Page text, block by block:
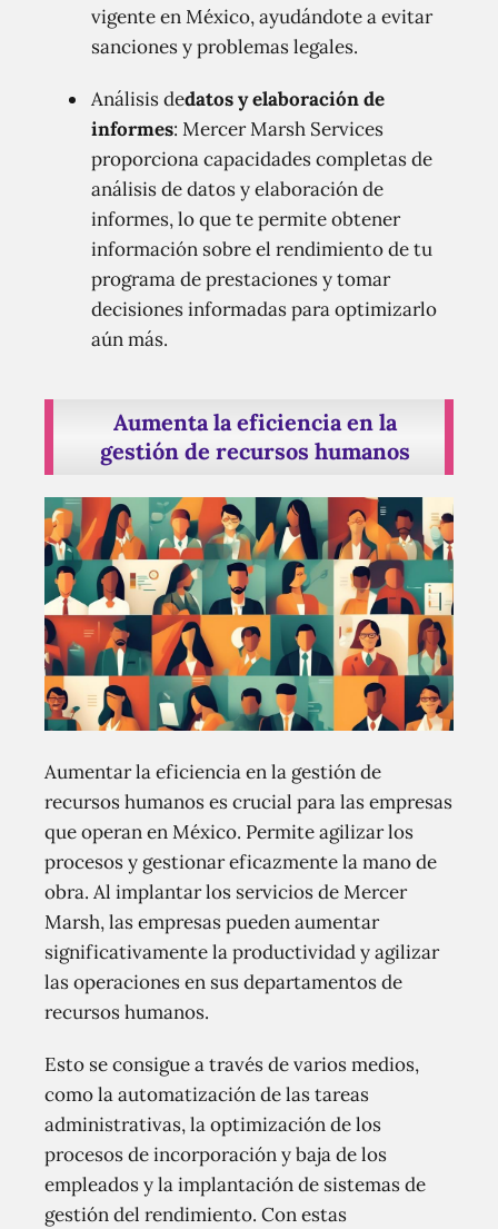
vigente en México, ayudándote a evitar
sanciones y problemas legales.
Análisis dedatos y elaboración de
informes: Mercer Marsh Services
proporciona capacidades completas de
análisis de datos y elaboración de
informes, lo que te permite obtener
información sobre el rendimiento de tu
programa de prestaciones y tomar
decisiones informadas para optimizarlo
aún más.
Aumenta la eficiencia en la
gestión de recursos humanos
Aumentar la eficiencia en la gestión de
recursos humanos es crucial para las empresas
que operan en México. Permite agilizar los
procesos y gestionar eficazmente la mano de
obra. Al implantar los servicios de Mercer
Marsh, las empresas pueden aumentar
significativamente la productividad y agilizar
las operaciones en sus departamentos de
recursos humanos.
Esto se consigue a través de varios medios,
como la automatización de las tareas
administrativas, la optimización de los
procesos de incorporación y baja de los
empleados y la implantación de sistemas de
gestión del rendimiento. Con estas